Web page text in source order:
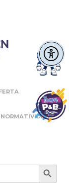
NORMATIVIDAD
Botón